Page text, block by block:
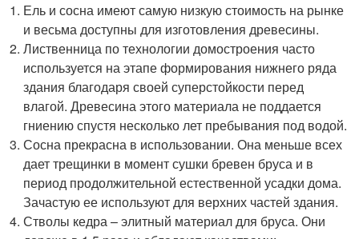
Ель и сосна имеют самую низкую стоимость на рынке
и весьма доступны для изготовления древесины.
Лиственница по технологии домостроения часто
используется на этапе формирования нижнего ряда
здания благодаря своей суперстойкости перед
влагой. Древесина этого материала не поддается
гниению спустя несколько лет пребывания под водой.
Сосна прекрасна в использовании. Она меньше всех
дает трещинки в момент сушки бревен бруса и в
период продолжительной естественной усадки дома.
Зачастую ее используют для верхних частей здания.
Стволы кедра – элитный материал для бруса. Они